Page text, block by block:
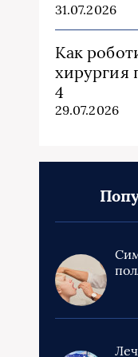
31.07.2026
Как
хирургия
4
29.07.2026